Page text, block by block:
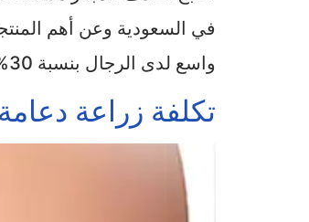
في السعودية وعن أهم
واسع لدى الرجال بنسبة 30% من سكان العالم، وغالبيتهم لا يتعاملون مع […]
تكلفة زراعة